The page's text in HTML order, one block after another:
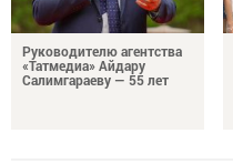
Руководителю агентства
«Татмедиа» Айдару
Салимгараеву — 55 лет